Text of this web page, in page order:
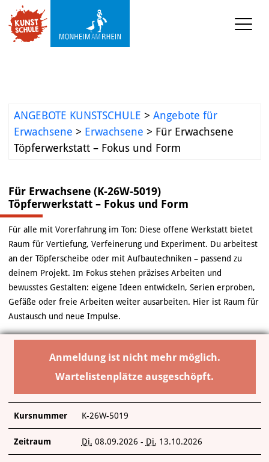
Projekte und
Kooperationen
KUNST-WERKSTATT TURMSTRASSE
KUNST-VERMITTLUNG
ÜBER UNS
ANGEBOTE KUNSTSCHULE > Angebote für
Erwachsene > Erwachsene > Für Erwachsene
Töpferwerkstatt – Fokus und Form
Für Erwachsene (K-26W-5019)
Töpferwerkstatt – Fokus und Form
Für alle mit Vorerfahrung im Ton: Diese offene Werkstatt bietet
Raum für Vertiefung, Verfeinerung und Experiment. Du arbeitest
an der Töpferscheibe oder mit Aufbautechniken – passend zu
deinem Projekt. Im Fokus stehen präzises Arbeiten und
bewusstes Gestalten: eigene Ideen entwickeln, Serien erproben,
Gefäße oder freie Arbeiten weiter ausarbeiten. Hier ist Raum für
Austausch und neue Impulse.
Anmeldung ist nicht mehr möglich.
Wartelistenplätze ausgeschöpft.
Kursnummer K-26W-5019
Zeitraum Di. 08.09.2026 - Di. 13.10.2026